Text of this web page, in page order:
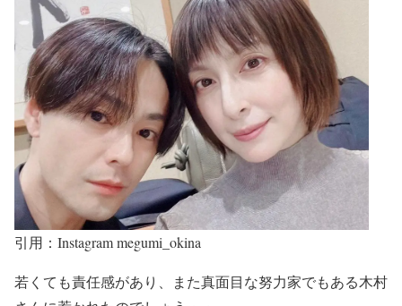
引用：Instagram megumi_okina
若くても責任感があり、また真面目な努力家でもある木村